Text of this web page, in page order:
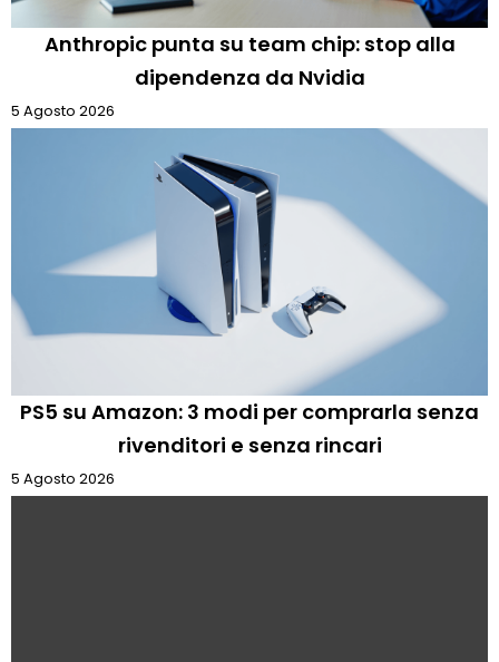
Anthropic punta su team chip: stop alla
dipendenza da Nvidia
5 Agosto 2026
PS5 su Amazon: 3 modi per comprarla senza
rivenditori e senza rincari
5 Agosto 2026